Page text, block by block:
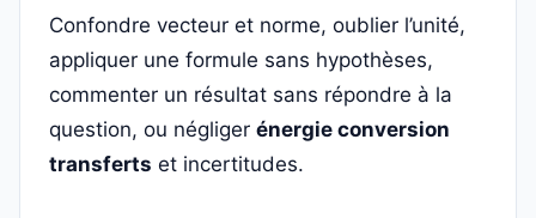
Confondre vecteur et norme, oublier l’unité,
appliquer une formule sans hypothèses,
commenter un résultat sans répondre à la
question, ou négliger énergie conversion
transferts et incertitudes.